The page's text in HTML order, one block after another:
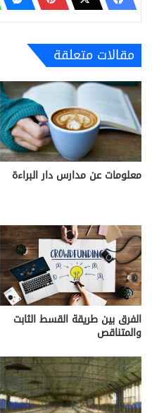
مقالات متعلقة
معلومات عن مدارس دار البراءة
الفرق بين طريقة القسط الثابت
والمتناقص